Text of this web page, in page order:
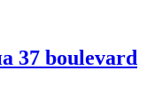
37 boulevard